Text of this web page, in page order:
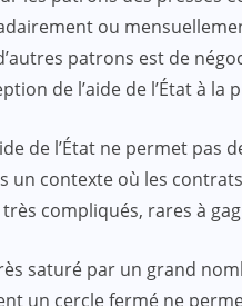
ou
patrons est de
de l’aide de l’État à la
de l’État ne permet
un contexte où les
compliqués, rares à
saturé par un grand
un cercle fermé ne